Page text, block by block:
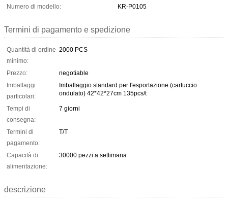
Numero di modello:
KR-P0105
Termini di pagamento e spedizione
Quantità di ordine
minimo:
2000 PCS
Prezzo:
negotiable
Imballaggi
particolari:
Imballaggio standard per l'esportazione (cartuccio
ondulato) 42*42*27cm 135pcs/t
Tempi di
consegna:
7 giorni
Termini di
pagamento:
T/T
Capacità di
alimentazione:
30000 pezzi a settimana
descrizione